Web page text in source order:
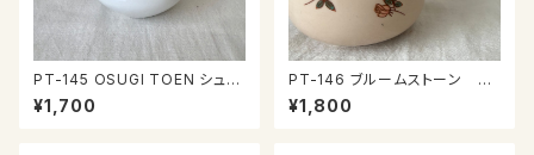
PT-145 OSUGI TOEN シュガ
ーポット
¥1,700
PT-146 ブルームストーン シ
ュガーポット
¥1,800